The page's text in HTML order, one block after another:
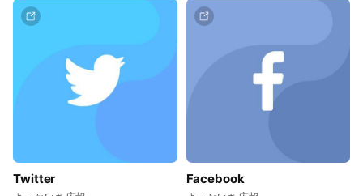
Twitter Facebook